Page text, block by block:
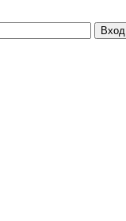
Вход